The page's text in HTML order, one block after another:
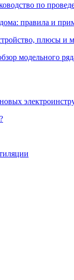
по
правила и
плюсы и
модельного